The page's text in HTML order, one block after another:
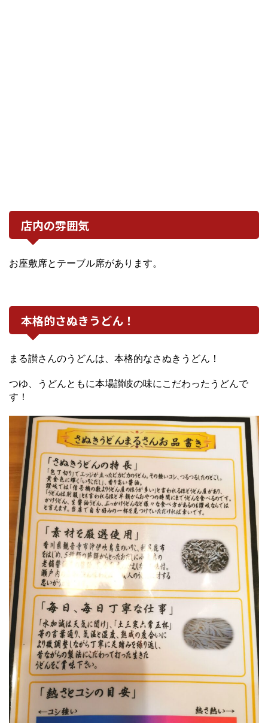
店内の雰囲気
お座敷席とテーブル席があります。
本格的さぬきうどん！
まる讃さんのうどんは、本格的なさぬきうどん！
つゆ、うどんともに本場讃岐の味にこだわったうどんで
す！